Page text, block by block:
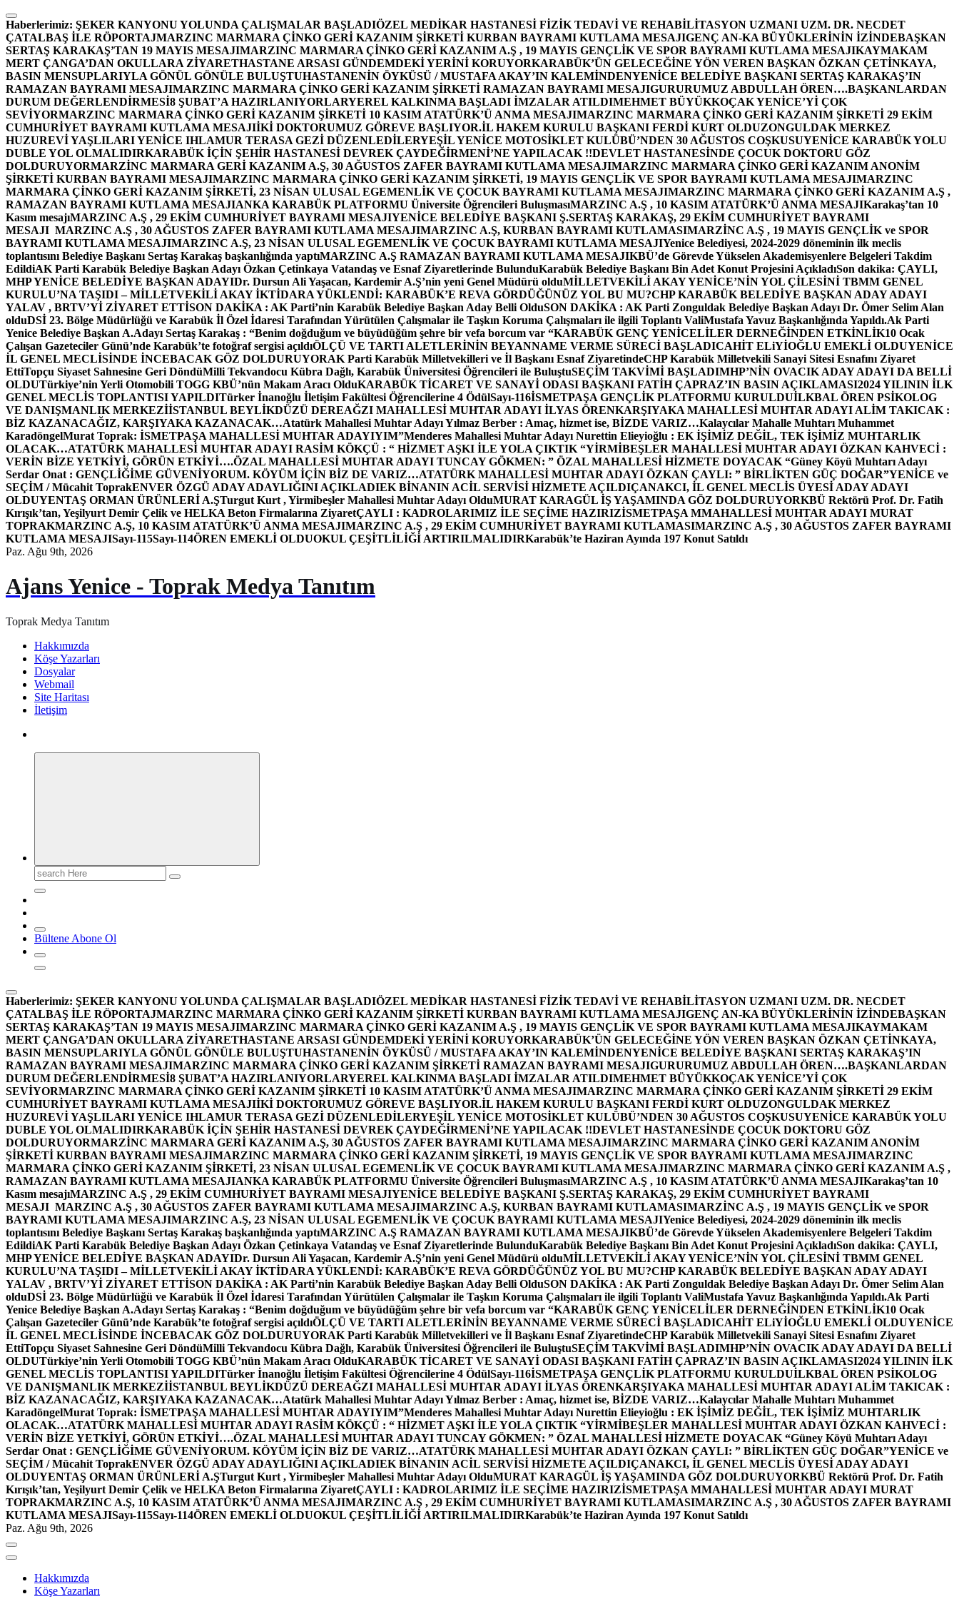
İçeriğe
atla
Haberlerimiz: ŞEKER KANYONU YOLUNDA ÇALIŞMALAR BAŞLADIÖZEL MEDİKAR HASTANESİ FİZİK TEDAVİ VE REHABİLİTASYON UZMANI UZM. DR. NECDET
ÇATALBAŞ İLE RÖPORTAJMARZINC MARMARA ÇİNKO GERİ KAZANIM ŞİRKETİ KURBAN BAYRAMI KUTLAMA MESAJIGENÇ AN-KA BÜYÜKLERİNİN İZİNDEBAŞKAN
SERTAŞ KARAKAŞ’TAN 19 MAYIS MESAJIMARZINC MARMARA ÇİNKO GERİ KAZANIM A.Ş , 19 MAYIS GENÇLİK VE SPOR BAYRAMI KUTLAMA MESAJIKAYMAKAM
MERT ÇANGA’DAN OKULLARA ZİYARETHASTANE ARSASI GÜNDEMDEKİ YERİNİ KORUYORKARABÜK’ÜN GELECEĞİNE YÖN VEREN BAŞKAN ÖZKAN ÇETİNKAYA,
BASIN MENSUPLARIYLA GÖNÜL GÖNÜLE BULUŞTUHASTANENİN ÖYKÜSÜ / MUSTAFA AKAY’IN KALEMİNDENYENİCE BELEDİYE BAŞKANI SERTAŞ KARAKAŞ’IN
RAMAZAN BAYRAMI MESAJIMARZINC MARMARA ÇİNKO GERİ KAZANIM ŞİRKETİ RAMAZAN BAYRAMI MESAJIGURURUMUZ ABDULLAH ÖREN….BAŞKANLARDAN
DURUM DEĞERLENDİRMESİ8 ŞUBAT’A HAZIRLANIYORLARYEREL KALKINMA BAŞLADI İMZALAR ATILDIMEHMET BÜYÜKKOÇAK YENİCE’Yİ ÇOK
SEVİYORMARZINC MARMARA ÇİNKO GERİ KAZANIM ŞİRKETİ 10 KASIM ATATÜRK’Ü ANMA MESAJIMARZINC MARMARA ÇİNKO GERİ KAZANIM ŞİRKETİ 29 EKİM
CUMHURİYET BAYRAMI KUTLAMA MESAJIİKİ DOKTORUMUZ GÖREVE BAŞLIYOR.İL HAKEM KURULU BAŞKANI FERDİ KURT OLDUZONGULDAK MERKEZ
HUZUREVİ YAŞLILARI YENİCE IHLAMUR TERASA GEZİ DÜZENLEDİLERYEŞİL YENİCE MOTOSİKLET KULÜBÜ’NDEN 30 AĞUSTOS COŞKUSUYENİCE KARABÜK YOLU
DUBLE YOL OLMALIDIRKARABÜK İÇİN ŞEHİR HASTANESİ DEVREK ÇAYDEĞİRMENİ’NE YAPILACAK !!DEVLET HASTANESİNDE ÇOCUK DOKTORU GÖZ
DOLDURUYORMARZİNC MARMARA GERİ KAZANIM A.Ş, 30 AĞUSTOS ZAFER BAYRAMI KUTLAMA MESAJIMARZINC MARMARA ÇİNKO GERİ KAZANIM ANONİM
ŞİRKETİ KURBAN BAYRAMI MESAJIMARZINC MARMARA ÇİNKO GERİ KAZANIM ŞİRKETİ, 19 MAYIS GENÇLİK VE SPOR BAYRAMI KUTLAMA MESAJIMARZINC
MARMARA ÇİNKO GERİ KAZANIM ŞİRKETİ, 23 NİSAN ULUSAL EGEMENLİK VE ÇOCUK BAYRAMI KUTLAMA MESAJIMARZINC MARMARA ÇİNKO GERİ KAZANIM A.Ş ,
RAMAZAN BAYRAMI KUTLAMA MESAJIANKA KARABÜK PLATFORMU Üniversite Öğrencileri BuluşmasıMARZINC A.Ş , 10 KASIM ATATÜRK’Ü ANMA MESAJIKarakaş’tan 10
Kasım mesajıMARZINC A.Ş , 29 EKİM CUMHURİYET BAYRAMI MESAJIYENİCE BELEDİYE BAŞKANI Ş.SERTAŞ KARAKAŞ, 29 EKİM CUMHURİYET BAYRAMI
MESAJI MARZINC A.Ş , 30 AĞUSTOS ZAFER BAYRAMI KUTLAMA MESAJIMARZINC A.Ş, KURBAN BAYRAMI KUTLAMASIMARZİNC A.Ş , 19 MAYIS GENÇLİK ve SPOR
BAYRAMI KUTLAMA MESAJIMARZINC A.Ş, 23 NİSAN ULUSAL EGEMENLİK VE ÇOCUK BAYRAMI KUTLAMA MESAJIYenice Belediyesi, 2024-2029 döneminin ilk meclis
toplantısını Belediye Başkanı Sertaş Karakaş başkanlığında yaptıMARZINC A.Ş RAMAZAN BAYRAMI KUTLAMA MESAJIKBÜ’de Görevde Yükselen Akademisyenlere Belgeleri Takdim
EdildiAK Parti Karabük Belediye Başkan Adayı Özkan Çetinkaya Vatandaş ve Esnaf Ziyaretlerinde BulunduKarabük Belediye Başkanı Bin Adet Konut Projesini AçıkladıSon dakika: ÇAYLI,
MHP YENİCE BELEDİYE BAŞKAN ADAYIDr. Dursun Ali Yaşacan, Kardemir A.Ş’nin yeni Genel Müdürü olduMİLLETVEKİLİ AKAY YENİCE’NİN YOL ÇİLESİNİ TBMM GENEL
KURULU’NA TAŞIDI – MİLLETVEKİLİ AKAY İKTİDARA YÜKLENDİ: KARABÜK’E REVA GÖRDÜĞÜNÜZ YOL BU MU?CHP KARABÜK BELEDİYE BAŞKAN ADAY ADAYI
YALAV , BRTV’Yİ ZİYARET ETTİSON DAKİKA : AK Parti’nin Karabük Belediye Başkan Aday Belli OlduSON DAKİKA : AK Parti Zonguldak Belediye Başkan Adayı Dr. Ömer Selim Alan
olduDSİ 23. Bölge Müdürlüğü ve Karabük İl Özel İdaresi Tarafından Yürütülen Çalışmalar ile Taşkın Koruma Çalışmaları ile ilgili Toplantı ValiMustafa Yavuz Başkanlığında Yapıldı.Ak Parti
Yenice Belediye Başkan A.Adayı Sertaş Karakaş : “Benim doğduğum ve büyüdüğüm şehre bir vefa borcum var “KARABÜK GENÇ YENİCELİLER DERNEĞİNDEN ETKİNLİK10 Ocak
Çalışan Gazeteciler Günü’nde Karabük’te fotoğraf sergisi açıldıÖLÇÜ VE TARTI ALETLERİNİN BEYANNAME VERME SÜRECİ BAŞLADICAHİT ELiYİOĞLU EMEKLİ OLDUYENİCE
İL GENEL MECLİSİNDE İNCEBACAK GÖZ DOLDURUYORAK Parti Karabük Milletvekilleri ve İl Başkanı Esnaf ZiyaretindeCHP Karabük Milletvekili Sanayi Sitesi Esnafını Ziyaret
EttiTopçu Siyaset Sahnesine Geri DöndüMilli Tekvandocu Kübra Dağlı, Karabük Üniversitesi Öğrencileri ile BuluştuSEÇİM TAKVİMİ BAŞLADIMHP’NİN OVACIK ADAY ADAYI DA BELLİ
OLDUTürkiye’nin Yerli Otomobili TOGG KBÜ’nün Makam Aracı OlduKARABÜK TİCARET VE SANAYİ ODASI BAŞKANI FATİH ÇAPRAZ’IN BASIN AÇIKLAMASI2024 YILININ İLK
GENEL MECLİS TOPLANTISI YAPILDITürker İnanoğlu İletişim Fakültesi Öğrencilerine 4 ÖdülSayı-116İSMETPAŞA GENÇLİK PLATFORMU KURULDUİLKBAL ÖREN PSİKOLOG
VE DANIŞMANLIK MERKEZİİSTANBUL BEYLİKDÜZÜ DEREAĞZI MAHALLESİ MUHTAR ADAYI İLYAS ÖRENKARŞIYAKA MAHALLESİ MUHTAR ADAYI ALİM TAKICAK :
BİZ KAZANACAĞIZ, KARŞIYAKA KAZANACAK…Atatürk Mahallesi Muhtar Adayı Yılmaz Berber : Amaç, hizmet ise, BİZDE VARIZ…Kalaycılar Mahalle Muhtarı Muhammet
KaradöngelMurat Toprak: İSMETPAŞA MAHALLESİ MUHTAR ADAYIYIM”Menderes Mahallesi Muhtar Adayı Nurettin Elieyioğlu : EK İŞİMİZ DEĞİL, TEK İŞİMİZ MUHTARLIK
OLACAK…ATATÜRK MAHALLESİ MUHTAR ADAYI RASİM KÖKÇÜ : “ HİZMET AŞKI İLE YOLA ÇIKTIK “YİRMİBEŞLER MAHALLESİ MUHTAR ADAYI ÖZKAN KAHVECİ :
VERİN BİZE YETKİYİ, GÖRÜN ETKİYİ….ÖZAL MAHALLESİ MUHTAR ADAYI TUNCAY GÖKMEN: ” ÖZAL MAHALLESİ HİZMETE DOYACAK “Güney Köyü Muhtarı Adayı
Serdar Onat : GENÇLİĞİME GÜVENİYORUM. KÖYÜM İÇİN BİZ DE VARIZ…ATATÜRK MAHALLESİ MUHTAR ADAYI ÖZKAN ÇAYLI: ” BİRLİKTEN GÜÇ DOĞAR”YENİCE ve
SEÇİM / Mücahit ToprakENVER ÖZGÜ ADAY ADAYLIĞINI AÇIKLADIEK BİNANIN ACİL SERVİSİ HİZMETE AÇILDIÇANAKCI, İL GENEL MECLİS ÜYESİ ADAY ADAYI
OLDUYENTAŞ ORMAN ÜRÜNLERİ A.ŞTurgut Kurt , Yirmibeşler Mahallesi Muhtar Adayı OlduMURAT KARAGÜL İŞ YAŞAMINDA GÖZ DOLDURUYORKBÜ Rektörü Prof. Dr. Fatih
Kırışık’tan, Yeşilyurt Demir Çelik ve HELKA Beton Firmalarına ZiyaretÇAYLI : KADROLARIMIZ İLE SEÇİME HAZIRIZİSMETPAŞA MMAHALLESİ MUHTAR ADAYI MURAT
TOPRAKMARZINC A.Ş, 10 KASIM ATATÜRK’Ü ANMA MESAJIMARZINC A.Ş , 29 EKİM CUMHURİYET BAYRAMI KUTLAMASIMARZINC A.Ş , 30 AĞUSTOS ZAFER BAYRAMI
KUTLAMA MESAJISayı-115Sayı-114ÖREN EMEKLİ OLDUOKUL ÇEŞİTLİLİĞİ ARTIRILMALIDIRKarabük’te Haziran Ayında 197 Konut Satıldı
Paz. Ağu 9th, 2026
Ajans Yenice - Toprak Medya Tanıtım
Toprak Medya Tanıtım
Hakkımızda
Köşe Yazarları
Dosyalar
Webmail
Site Haritası
İletişim
Search
for:
Bültene Abone Ol
Haberlerimiz: ŞEKER KANYONU YOLUNDA ÇALIŞMALAR BAŞLADIÖZEL MEDİKAR HASTANESİ FİZİK TEDAVİ VE REHABİLİTASYON UZMANI UZM. DR. NECDET
ÇATALBAŞ İLE RÖPORTAJMARZINC MARMARA ÇİNKO GERİ KAZANIM ŞİRKETİ KURBAN BAYRAMI KUTLAMA MESAJIGENÇ AN-KA BÜYÜKLERİNİN İZİNDEBAŞKAN
SERTAŞ KARAKAŞ’TAN 19 MAYIS MESAJIMARZINC MARMARA ÇİNKO GERİ KAZANIM A.Ş , 19 MAYIS GENÇLİK VE SPOR BAYRAMI KUTLAMA MESAJIKAYMAKAM
MERT ÇANGA’DAN OKULLARA ZİYARETHASTANE ARSASI GÜNDEMDEKİ YERİNİ KORUYORKARABÜK’ÜN GELECEĞİNE YÖN VEREN BAŞKAN ÖZKAN ÇETİNKAYA,
BASIN MENSUPLARIYLA GÖNÜL GÖNÜLE BULUŞTUHASTANENİN ÖYKÜSÜ / MUSTAFA AKAY’IN KALEMİNDENYENİCE BELEDİYE BAŞKANI SERTAŞ KARAKAŞ’IN
RAMAZAN BAYRAMI MESAJIMARZINC MARMARA ÇİNKO GERİ KAZANIM ŞİRKETİ RAMAZAN BAYRAMI MESAJIGURURUMUZ ABDULLAH ÖREN….BAŞKANLARDAN
DURUM DEĞERLENDİRMESİ8 ŞUBAT’A HAZIRLANIYORLARYEREL KALKINMA BAŞLADI İMZALAR ATILDIMEHMET BÜYÜKKOÇAK YENİCE’Yİ ÇOK
SEVİYORMARZINC MARMARA ÇİNKO GERİ KAZANIM ŞİRKETİ 10 KASIM ATATÜRK’Ü ANMA MESAJIMARZINC MARMARA ÇİNKO GERİ KAZANIM ŞİRKETİ 29 EKİM
CUMHURİYET BAYRAMI KUTLAMA MESAJIİKİ DOKTORUMUZ GÖREVE BAŞLIYOR.İL HAKEM KURULU BAŞKANI FERDİ KURT OLDUZONGULDAK MERKEZ
HUZUREVİ YAŞLILARI YENİCE IHLAMUR TERASA GEZİ DÜZENLEDİLERYEŞİL YENİCE MOTOSİKLET KULÜBÜ’NDEN 30 AĞUSTOS COŞKUSUYENİCE KARABÜK YOLU
DUBLE YOL OLMALIDIRKARABÜK İÇİN ŞEHİR HASTANESİ DEVREK ÇAYDEĞİRMENİ’NE YAPILACAK !!DEVLET HASTANESİNDE ÇOCUK DOKTORU GÖZ
DOLDURUYORMARZİNC MARMARA GERİ KAZANIM A.Ş, 30 AĞUSTOS ZAFER BAYRAMI KUTLAMA MESAJIMARZINC MARMARA ÇİNKO GERİ KAZANIM ANONİM
ŞİRKETİ KURBAN BAYRAMI MESAJIMARZINC MARMARA ÇİNKO GERİ KAZANIM ŞİRKETİ, 19 MAYIS GENÇLİK VE SPOR BAYRAMI KUTLAMA MESAJIMARZINC
MARMARA ÇİNKO GERİ KAZANIM ŞİRKETİ, 23 NİSAN ULUSAL EGEMENLİK VE ÇOCUK BAYRAMI KUTLAMA MESAJIMARZINC MARMARA ÇİNKO GERİ KAZANIM A.Ş ,
RAMAZAN BAYRAMI KUTLAMA MESAJIANKA KARABÜK PLATFORMU Üniversite Öğrencileri BuluşmasıMARZINC A.Ş , 10 KASIM ATATÜRK’Ü ANMA MESAJIKarakaş’tan 10
Kasım mesajıMARZINC A.Ş , 29 EKİM CUMHURİYET BAYRAMI MESAJIYENİCE BELEDİYE BAŞKANI Ş.SERTAŞ KARAKAŞ, 29 EKİM CUMHURİYET BAYRAMI
MESAJI MARZINC A.Ş , 30 AĞUSTOS ZAFER BAYRAMI KUTLAMA MESAJIMARZINC A.Ş, KURBAN BAYRAMI KUTLAMASIMARZİNC A.Ş , 19 MAYIS GENÇLİK ve SPOR
BAYRAMI KUTLAMA MESAJIMARZINC A.Ş, 23 NİSAN ULUSAL EGEMENLİK VE ÇOCUK BAYRAMI KUTLAMA MESAJIYenice Belediyesi, 2024-2029 döneminin ilk meclis
toplantısını Belediye Başkanı Sertaş Karakaş başkanlığında yaptıMARZINC A.Ş RAMAZAN BAYRAMI KUTLAMA MESAJIKBÜ’de Görevde Yükselen Akademisyenlere Belgeleri Takdim
EdildiAK Parti Karabük Belediye Başkan Adayı Özkan Çetinkaya Vatandaş ve Esnaf Ziyaretlerinde BulunduKarabük Belediye Başkanı Bin Adet Konut Projesini AçıkladıSon dakika: ÇAYLI,
MHP YENİCE BELEDİYE BAŞKAN ADAYIDr. Dursun Ali Yaşacan, Kardemir A.Ş’nin yeni Genel Müdürü olduMİLLETVEKİLİ AKAY YENİCE’NİN YOL ÇİLESİNİ TBMM GENEL
KURULU’NA TAŞIDI – MİLLETVEKİLİ AKAY İKTİDARA YÜKLENDİ: KARABÜK’E REVA GÖRDÜĞÜNÜZ YOL BU MU?CHP KARABÜK BELEDİYE BAŞKAN ADAY ADAYI
YALAV , BRTV’Yİ ZİYARET ETTİSON DAKİKA : AK Parti’nin Karabük Belediye Başkan Aday Belli OlduSON DAKİKA : AK Parti Zonguldak Belediye Başkan Adayı Dr. Ömer Selim Alan
olduDSİ 23. Bölge Müdürlüğü ve Karabük İl Özel İdaresi Tarafından Yürütülen Çalışmalar ile Taşkın Koruma Çalışmaları ile ilgili Toplantı ValiMustafa Yavuz Başkanlığında Yapıldı.Ak Parti
Yenice Belediye Başkan A.Adayı Sertaş Karakaş : “Benim doğduğum ve büyüdüğüm şehre bir vefa borcum var “KARABÜK GENÇ YENİCELİLER DERNEĞİNDEN ETKİNLİK10 Ocak
Çalışan Gazeteciler Günü’nde Karabük’te fotoğraf sergisi açıldıÖLÇÜ VE TARTI ALETLERİNİN BEYANNAME VERME SÜRECİ BAŞLADICAHİT ELiYİOĞLU EMEKLİ OLDUYENİCE
İL GENEL MECLİSİNDE İNCEBACAK GÖZ DOLDURUYORAK Parti Karabük Milletvekilleri ve İl Başkanı Esnaf ZiyaretindeCHP Karabük Milletvekili Sanayi Sitesi Esnafını Ziyaret
EttiTopçu Siyaset Sahnesine Geri DöndüMilli Tekvandocu Kübra Dağlı, Karabük Üniversitesi Öğrencileri ile BuluştuSEÇİM TAKVİMİ BAŞLADIMHP’NİN OVACIK ADAY ADAYI DA BELLİ
OLDUTürkiye’nin Yerli Otomobili TOGG KBÜ’nün Makam Aracı OlduKARABÜK TİCARET VE SANAYİ ODASI BAŞKANI FATİH ÇAPRAZ’IN BASIN AÇIKLAMASI2024 YILININ İLK
GENEL MECLİS TOPLANTISI YAPILDITürker İnanoğlu İletişim Fakültesi Öğrencilerine 4 ÖdülSayı-116İSMETPAŞA GENÇLİK PLATFORMU KURULDUİLKBAL ÖREN PSİKOLOG
VE DANIŞMANLIK MERKEZİİSTANBUL BEYLİKDÜZÜ DEREAĞZI MAHALLESİ MUHTAR ADAYI İLYAS ÖRENKARŞIYAKA MAHALLESİ MUHTAR ADAYI ALİM TAKICAK :
BİZ KAZANACAĞIZ, KARŞIYAKA KAZANACAK…Atatürk Mahallesi Muhtar Adayı Yılmaz Berber : Amaç, hizmet ise, BİZDE VARIZ…Kalaycılar Mahalle Muhtarı Muhammet
KaradöngelMurat Toprak: İSMETPAŞA MAHALLESİ MUHTAR ADAYIYIM”Menderes Mahallesi Muhtar Adayı Nurettin Elieyioğlu : EK İŞİMİZ DEĞİL, TEK İŞİMİZ MUHTARLIK
OLACAK…ATATÜRK MAHALLESİ MUHTAR ADAYI RASİM KÖKÇÜ : “ HİZMET AŞKI İLE YOLA ÇIKTIK “YİRMİBEŞLER MAHALLESİ MUHTAR ADAYI ÖZKAN KAHVECİ :
VERİN BİZE YETKİYİ, GÖRÜN ETKİYİ….ÖZAL MAHALLESİ MUHTAR ADAYI TUNCAY GÖKMEN: ” ÖZAL MAHALLESİ HİZMETE DOYACAK “Güney Köyü Muhtarı Adayı
Serdar Onat : GENÇLİĞİME GÜVENİYORUM. KÖYÜM İÇİN BİZ DE VARIZ…ATATÜRK MAHALLESİ MUHTAR ADAYI ÖZKAN ÇAYLI: ” BİRLİKTEN GÜÇ DOĞAR”YENİCE ve
SEÇİM / Mücahit ToprakENVER ÖZGÜ ADAY ADAYLIĞINI AÇIKLADIEK BİNANIN ACİL SERVİSİ HİZMETE AÇILDIÇANAKCI, İL GENEL MECLİS ÜYESİ ADAY ADAYI
OLDUYENTAŞ ORMAN ÜRÜNLERİ A.ŞTurgut Kurt , Yirmibeşler Mahallesi Muhtar Adayı OlduMURAT KARAGÜL İŞ YAŞAMINDA GÖZ DOLDURUYORKBÜ Rektörü Prof. Dr. Fatih
Kırışık’tan, Yeşilyurt Demir Çelik ve HELKA Beton Firmalarına ZiyaretÇAYLI : KADROLARIMIZ İLE SEÇİME HAZIRIZİSMETPAŞA MMAHALLESİ MUHTAR ADAYI MURAT
TOPRAKMARZINC A.Ş, 10 KASIM ATATÜRK’Ü ANMA MESAJIMARZINC A.Ş , 29 EKİM CUMHURİYET BAYRAMI KUTLAMASIMARZINC A.Ş , 30 AĞUSTOS ZAFER BAYRAMI
KUTLAMA MESAJISayı-115Sayı-114ÖREN EMEKLİ OLDUOKUL ÇEŞİTLİLİĞİ ARTIRILMALIDIRKarabük’te Haziran Ayında 197 Konut Satıldı
Paz. Ağu 9th, 2026
Hakkımızda
Köşe Yazarları